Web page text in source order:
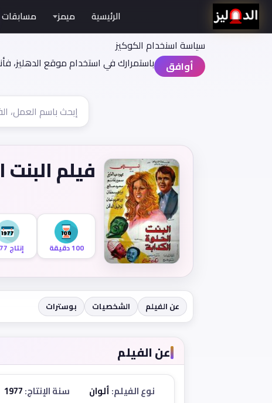
سياسة اسنخدام الكوكيز
أوافق
باستمرارك في استخدام موقع الدهليز،
الرئيسية ميمز مسابقات
فيلم البنت
100 دقيقة إنتاج 1977
عن الفيلم الشخصيات بوسترات
عن الفيلم
نوع الفيلم:ألوان سنة الإنتاج: